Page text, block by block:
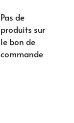
Pas de
produits sur
le bon de
commande